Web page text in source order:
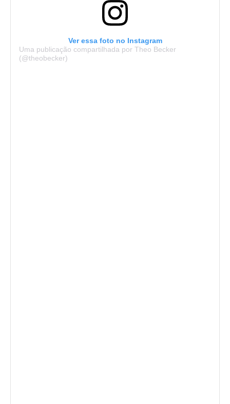
Ver essa foto no Instagram
Uma publicação compartilhada por Theo Becker
(@theobecker)